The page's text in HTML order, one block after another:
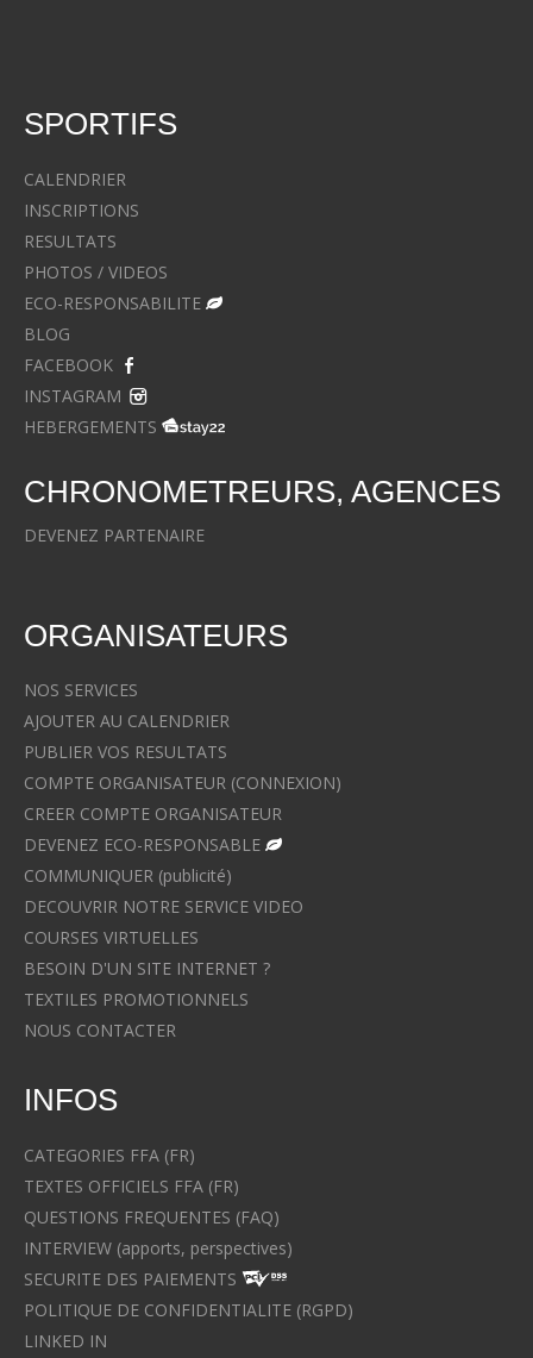
SPORTIFS
CALENDRIER
INSCRIPTIONS
RESULTATS
PHOTOS / VIDEOS
ECO-RESPONSABILITE
BLOG
FACEBOOK
INSTAGRAM
HEBERGEMENTS
CHRONOMETREURS, AGENCES
DEVENEZ PARTENAIRE
ORGANISATEURS
NOS SERVICES
AJOUTER AU CALENDRIER
PUBLIER VOS RESULTATS
COMPTE ORGANISATEUR (CONNEXION)
CREER COMPTE ORGANISATEUR
DEVENEZ ECO-RESPONSABLE
COMMUNIQUER (publicité)
DECOUVRIR NOTRE SERVICE VIDEO
COURSES VIRTUELLES
BESOIN D'UN SITE INTERNET ?
TEXTILES PROMOTIONNELS
NOUS CONTACTER
INFOS
CATEGORIES FFA (FR)
TEXTES OFFICIELS FFA (FR)
QUESTIONS FREQUENTES (FAQ)
INTERVIEW (apports, perspectives)
SECURITE DES PAIEMENTS
POLITIQUE DE CONFIDENTIALITE (RGPD)
LINKED IN